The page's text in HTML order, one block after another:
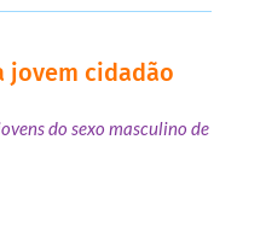
jovem cidadão
do sexo masculino de